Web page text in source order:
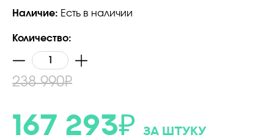
Наличие: Есть в наличии
Количество:
238 990₽
167 293₽ за штуку